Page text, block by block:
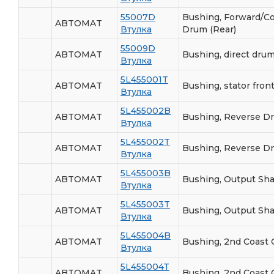
ABTOMAT
55007D
Втулка
Bushing, Forward/
Drum (Rear)
ABTOMAT
55009D
Втулка
Bushing, direct
ABTOMAT
5L455001T
Втулка
Bushing, stator front
ABTOMAT
5L455002B
Втулка
Bushing, Reverse
ABTOMAT
5L455002T
Втулка
Bushing, Reverse
ABTOMAT
5L455003B
Втулка
Bushing, Output
ABTOMAT
5L455003T
Втулка
Bushing, Output
ABTOMAT
5L455004B
Втулка
Bushing, 2nd Coast
5L455004T